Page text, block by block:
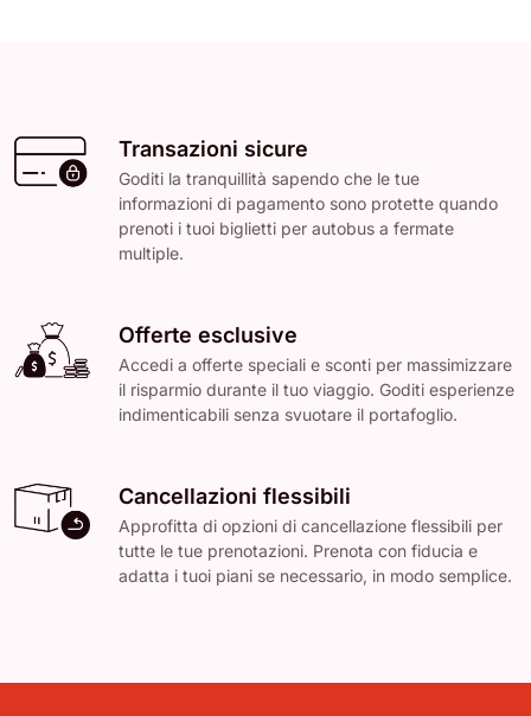
Transazioni sicure
Goditi la tranquillità sapendo che le tue
informazioni di pagamento sono protette quando
prenoti i tuoi biglietti per autobus a fermate
multiple.
Offerte esclusive
Accedi a offerte speciali e sconti per massimizzare
il risparmio durante il tuo viaggio. Goditi esperienze
indimenticabili senza svuotare il portafoglio.
Cancellazioni flessibili
Approfitta di opzioni di cancellazione flessibili per
tutte le tue prenotazioni. Prenota con fiducia e
adatta i tuoi piani se necessario, in modo semplice.